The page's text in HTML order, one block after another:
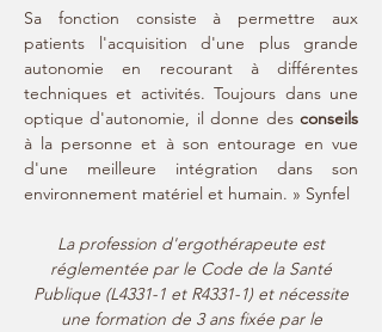
Sa fonction consiste à permettre aux
patients l'acquisition d'une plus grande
autonomie en recourant à différentes
techniques et activités. Toujours dans une
optique d'autonomie, il donne des conseils
à la personne et à son entourage en vue
d'une meilleure intégration dans son
environnement matériel et humain. » Synfel
La profession d'ergothérapeute est
réglementée par le Code de la Santé
Publique (L4331-1 et R4331-1) et nécessite
une formation de 3 ans fixée par le